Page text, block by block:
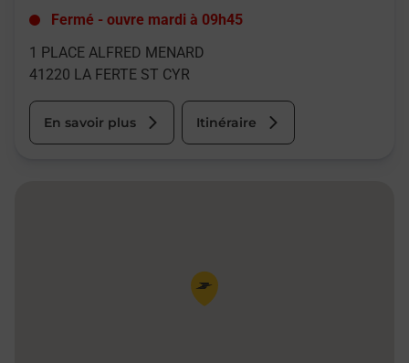
Fermé - ouvre mardi à 09h45
1 PLACE ALFRED MENARD
41220 LA FERTE ST CYR
En savoir plus Itinéraire
Pin de la carte